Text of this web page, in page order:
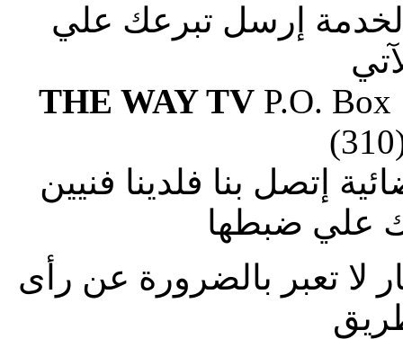
إرسل تبرعك علي
THE WAY TVP.O. Box
إتصل بنا فلدينا فنيين
علي ضبطها
لا تعبر بالضرورة عن رأى